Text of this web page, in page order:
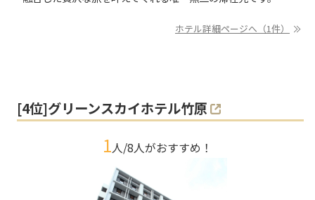
ホテル詳細ページへ（1件）
[4位]グリーンスカイホテル竹原
1人/8人がおすすめ！